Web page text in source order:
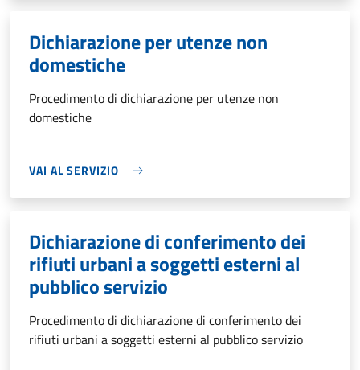
Dichiarazione per utenze non
domestiche
Procedimento di dichiarazione per utenze non
domestiche
VAI AL SERVIZIO
Dichiarazione di conferimento dei
rifiuti urbani a soggetti esterni al
pubblico servizio
Procedimento di dichiarazione di conferimento dei
rifiuti urbani a soggetti esterni al pubblico servizio